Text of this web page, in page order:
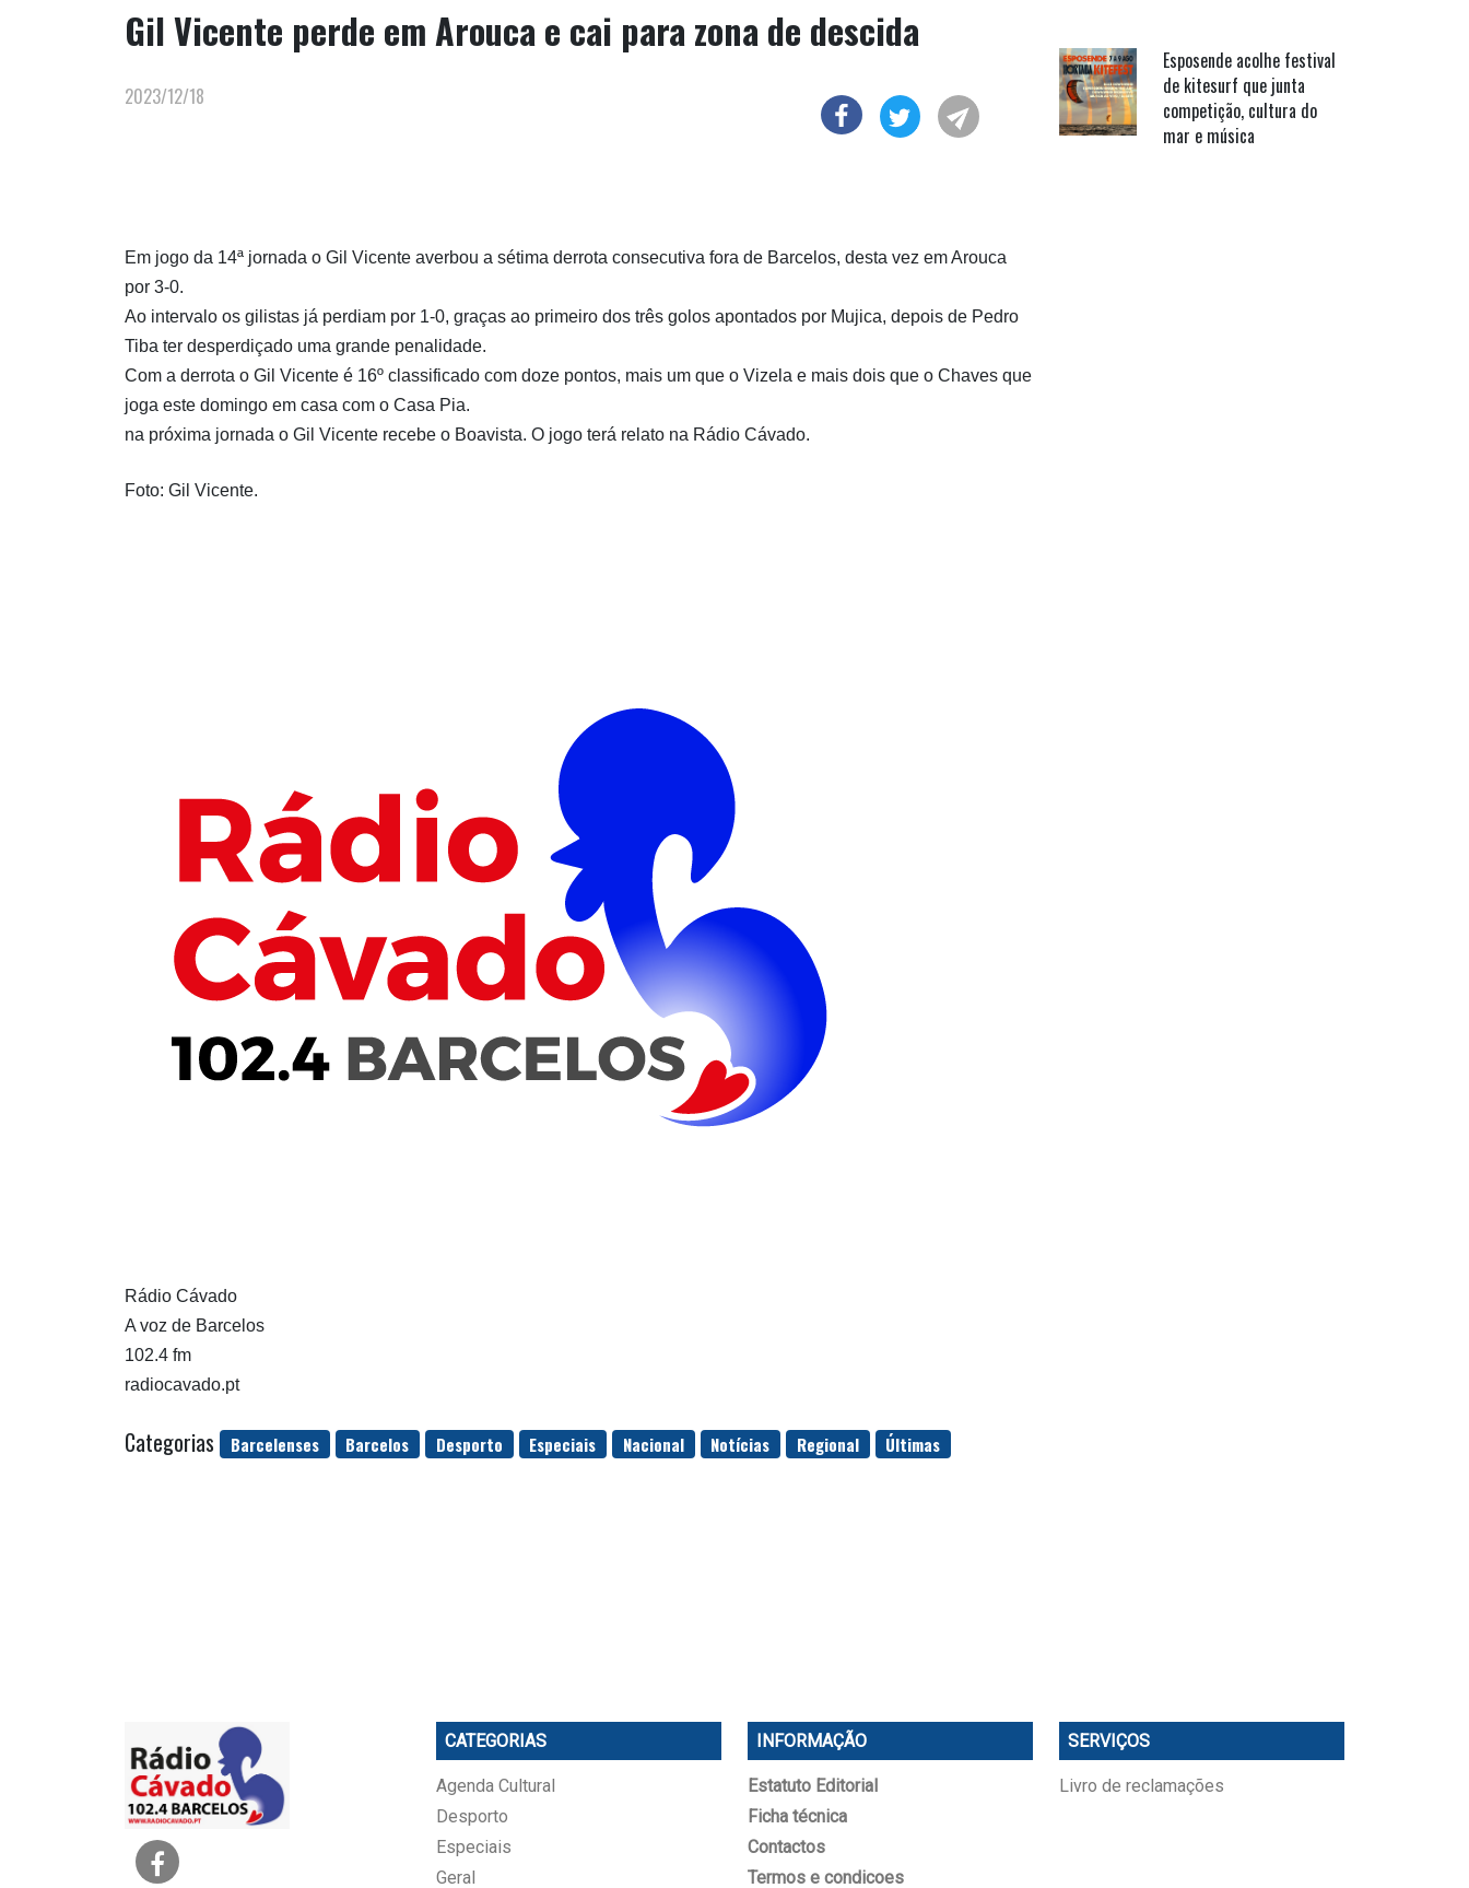
Gil Vicente perde em Arouca e cai para zona de descida
2023/12/18
Em jogo da 14ª jornada o Gil Vicente averbou a sétima derrota consecutiva fora de Barcelos, desta vez em Arouca
por 3-0.
Ao intervalo os gilistas já perdiam por 1-0, graças ao primeiro dos três golos apontados por Mujica, depois de Pedro
Tiba ter desperdiçado uma grande penalidade.
Com a derrota o Gil Vicente é 16º classificado com doze pontos, mais um que o Vizela e mais dois que o Chaves que
joga este domingo em casa com o Casa Pia.
na próxima jornada o Gil Vicente recebe o Boavista. O jogo terá relato na Rádio Cávado.
Foto: Gil Vicente.
Rádio Cávado
A voz de Barcelos
102.4 fm
radiocavado.pt
Categorias Barcelenses Barcelos Desporto Especiais Nacional Notícias Regional Últimas
Esposende acolhe festival
de kitesurf que junta
competição, cultura do
mar e música
CATEGORIAS
Agenda Cultural
Desporto
Especiais
Geral
INFORMAÇÃO
Estatuto Editorial
Ficha técnica
Contactos
Termos e condicoes
SERVIÇOS
Livro de reclamações